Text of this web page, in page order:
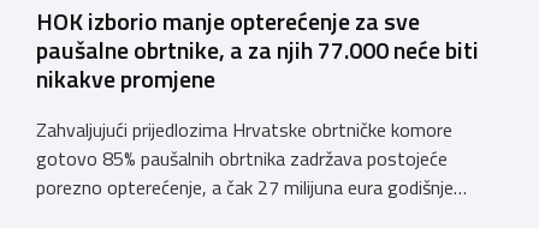
HOK izborio manje opterećenje za sve
paušalne obrtnike, a za njih 77.000 neće biti
nikakve promjene
Zahvaljujući prijedlozima Hrvatske obrtničke komore
gotovo 85% paušalnih obrtnika zadržava postojeće
porezno opterećenje, a čak 27 milijuna eura godišnje